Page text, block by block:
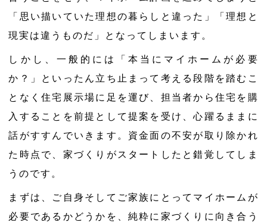
「思い描いていた理想の暮らしと違った」「理想と
現実は違うものだ」となってしまいます。
しかし、一般的には「本当にマイホームが必要
か？」といったん立ち止まって考える段階を踏むこ
となく住宅展示場に足を運び、担当者から住宅を購
入することを前提として提案を受け、心躍るままに
話がすすんでいきます。資金面の不安が取り除かれ
た時点で、家づくりがスタートしたと錯覚してしま
うのです。
まずは、ご自身そしてご家族にとってマイホームが
必要であるかどうかを、純粋に家づくりに向き合う